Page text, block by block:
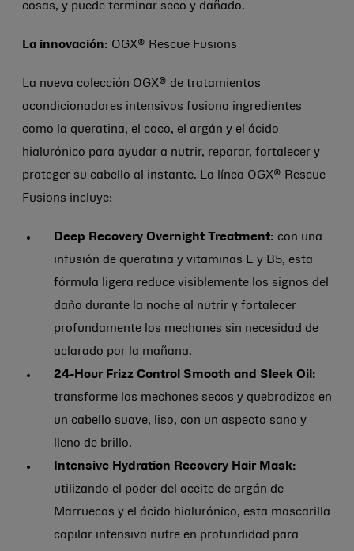
cosas, y puede terminar seco y dañado.
La innovación: OGX® Rescue Fusions
La nueva colección OGX® de tratamientos
acondicionadores intensivos fusiona ingredientes
como la queratina, el coco, el argán y el ácido
hialurónico para ayudar a nutrir, reparar, fortalecer y
proteger su cabello al instante. La línea OGX® Rescue
Fusions incluye:
Deep Recovery Overnight Treatment: con una
infusión de queratina y vitaminas E y B5, esta
fórmula ligera reduce visiblemente los signos del
daño durante la noche al nutrir y fortalecer
profundamente los mechones sin necesidad de
aclarado por la mañana.
24-Hour Frizz Control Smooth and Sleek Oil:
transforme los mechones secos y quebradizos en
un cabello suave, liso, con un aspecto sano y
lleno de brillo.
Intensive Hydration Recovery Hair Mask:
utilizando el poder del aceite de argán de
Marruecos y el ácido hialurónico, esta mascarilla
capilar intensiva nutre en profundidad para